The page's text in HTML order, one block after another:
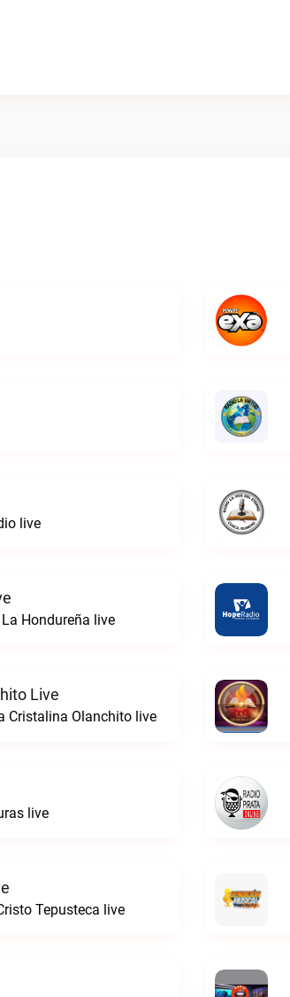
live
Hondureña live
Live
Cristalina Olanchito live
live
Tepusteca live